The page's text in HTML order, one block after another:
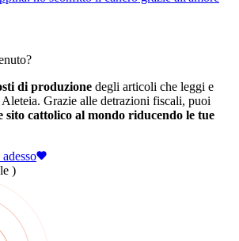
di produzione degli articoli che leggi e
Grazie alle detrazioni fiscali, puoi
sito cattolico al mondo riducendo le tue
)